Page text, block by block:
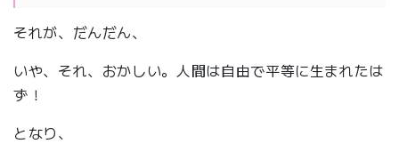
それが、だんだん、
いや、それ、おかしい。人間は自由で平等に生まれたは
ず！
となり、